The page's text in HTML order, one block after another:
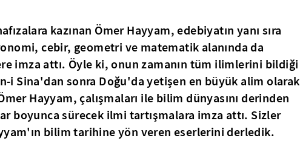
kazınan Ömer Hayyam, edebiyatın yanı sıra
cebir, geometri ve matematik alanında da
imza attı. Öyle ki, onun zamanın tüm ilimlerini bildiği
i Sina'dan sonra Doğu'da yetişen en büyük alim olarak
Hayyam, çalışmaları ile bilim dünyasını derinden
boyunca sürecek ilmi tartışmalara imza attı. Sizler
bilim tarihine yön veren eserlerini derledik.